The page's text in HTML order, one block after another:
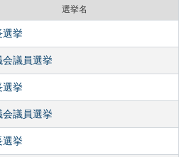
選挙名
選挙
会議員選挙
選挙
会議員選挙
選挙